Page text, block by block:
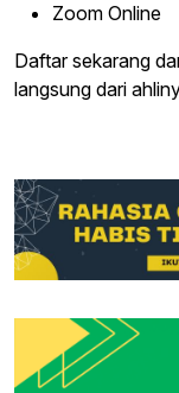
Zoom Online
Daftar sekarang
langsung dari